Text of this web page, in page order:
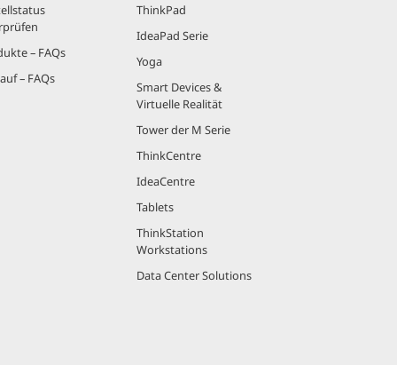
– FAQs
– FAQs
ThinkPad
IdeaPad Serie
Yoga
Smart Devices &
Virtuelle Realität
Tower der M Serie
ThinkCentre
IdeaCentre
Tablets
ThinkStation
Workstations
Data Center Solutions